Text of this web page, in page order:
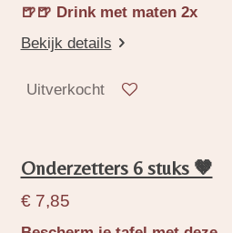
🍺🍺 Drink met maten 2x
Bekijk details
Uitverkocht
Onderzetters 6 stuks 🤎
€ 7,85